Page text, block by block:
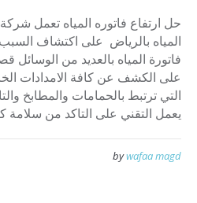
حل ارتفاع فاتوره المياه تعمل
المياه بالرياض على اكتشاف
فاتورة المياه بالعديد من
على الكشف عن كافة الامدادات
التي ترتبط بالحمامات والمطابخ
يعمل التقني على التاكد من
bywafaa magd